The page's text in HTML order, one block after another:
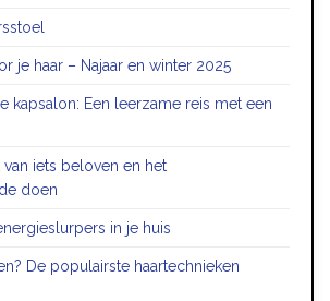
je haar – Najaar en winter 2025
kapsalon: Een leerzame reis met een
van iets beloven en het
doen
in je huis
De populairste haartechnieken